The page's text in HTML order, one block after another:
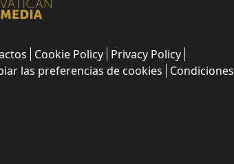
Cookie Policy Privacy Policy
las preferencias de cookies Condiciones